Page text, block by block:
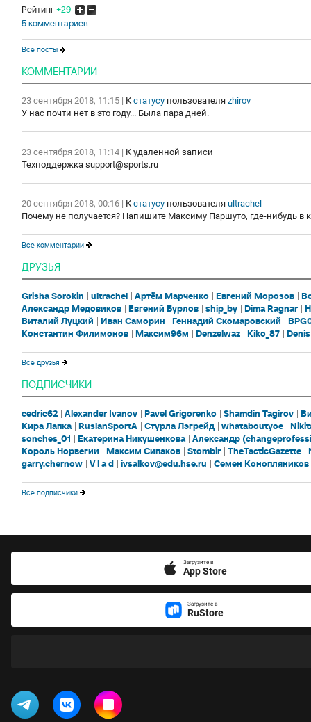
Рейтинг+29
5 комментариев
Все посты
КОММЕНТАРИИ
23 сентября 2018, 11:15 | К статусу пользователя zhirov
У нас почти нет в это году... Была пара дней.
23 сентября 2018, 11:14 | К удаленной записи
Техподдержка support@sports.ru
20 сентября 2018, 00:16 | К статусу пользователя ultrachel
Почему не получается? Напишите Максиму Паршуто, где-нибудь в
Все комментарии
ДРУЗЬЯ
Grisha Sorokin ultrachel Артём Марченко Евгений Морозов
Александр Медовиков Евгений Бурлов ship_by Dima Ragnar
Виталий Луцкий
Иван Саморин Геннадий Скомаровский
Константин Филимонов Максим96м Denzelwaz Kiko_87
Все друзья
ПОДПИСЧИКИ
cedric62 Alexander Ivanov Pavel Grigorenko Shamdin Tagirov
Кира Лапка RuslanSportA Стурла Лэгрейд whataboutyoe
sonches_01
Екатерина Никушенкова Александр
Король Норвегии
Максим Сипаков Stombir TheTacticGazette
garry.chernow V l a d ivsalkov@edu.hse.ru Семен Конопляников
Все подписчики
Загрузите в
App Store
Загрузите в
RuStore